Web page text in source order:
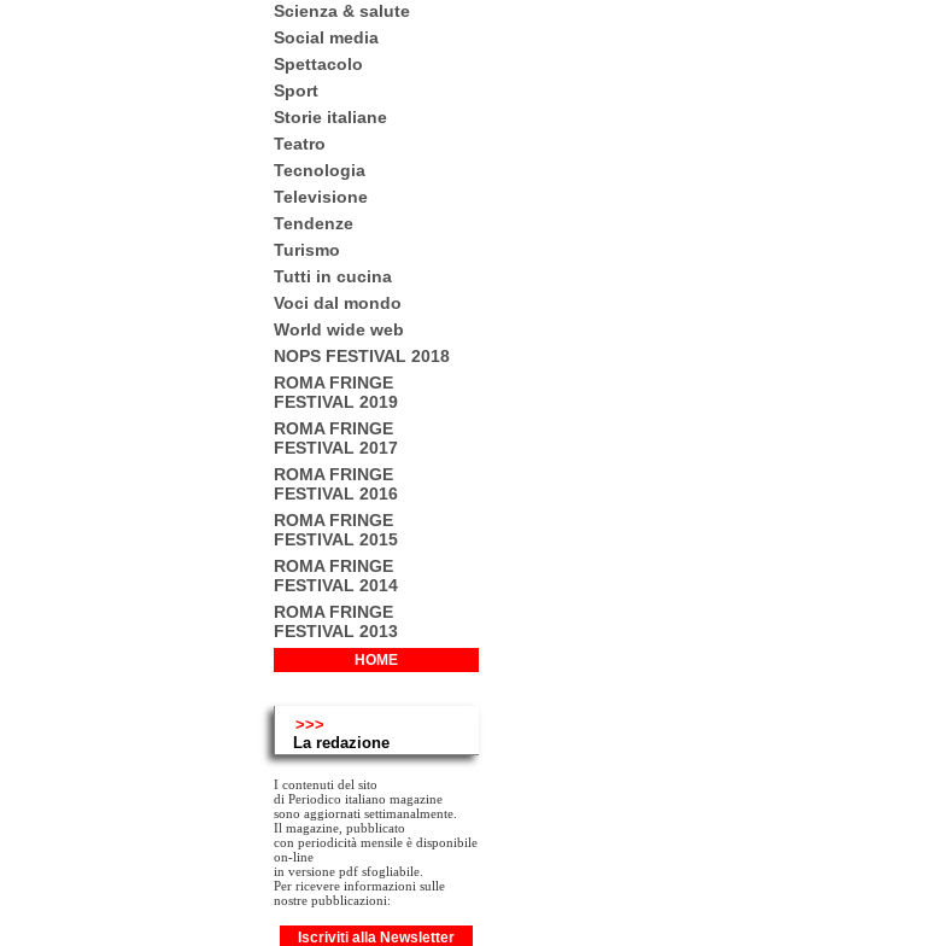
Scienza & salute
Social media
Spettacolo
Sport
Storie italiane
Teatro
Tecnologia
Televisione
Tendenze
Turismo
Tutti in cucina
Voci dal mondo
World wide web
NOPS FESTIVAL 2018
ROMA FRINGE
FESTIVAL 2019
ROMA FRINGE
FESTIVAL 2017
ROMA FRINGE
FESTIVAL 2016
ROMA FRINGE
FESTIVAL 2015
ROMA FRINGE
FESTIVAL 2014
ROMA FRINGE
FESTIVAL 2013
HOME
>>>
La redazione
I contenuti del sito
di Periodico italiano magazine
sono aggiornati settimanalmente.
Il magazine, pubblicato
con periodicità mensile è disponibile
on-line
in versione pdf sfogliabile.
Per ricevere informazioni sulle
nostre pubblicazioni:
Iscriviti alla Newsletter